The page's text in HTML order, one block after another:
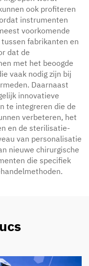
ook profiteren
instrumenten
voorkomende
fabrikanten en
dat de
met het beoogde
vaak nodig zijn bij
Daarnaast
innovatieve
te integreren die de
verbeteren, het
en de sterilisatie-
van personalisatie
nieuwe chirurgische
die specifiek